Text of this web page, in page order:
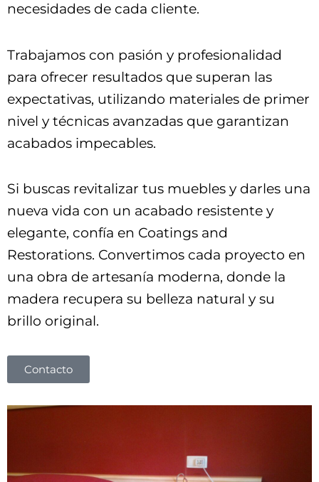
necesidades de cada cliente.
Trabajamos con pasión y profesionalidad
para ofrecer resultados que superan las
expectativas, utilizando materiales de primer
nivel y técnicas avanzadas que garantizan
acabados impecables.
Si buscas revitalizar tus muebles y darles una
nueva vida con un acabado resistente y
elegante, confía en Coatings and
Restorations. Convertimos cada proyecto en
una obra de artesanía moderna, donde la
madera recupera su belleza natural y su
brillo original.
Contacto